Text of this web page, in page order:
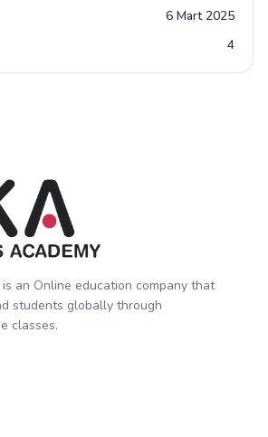
6 Mart 2025
4
an Online education company that
students globally through
classes.